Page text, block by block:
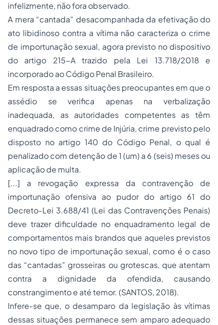
infelizmente, não fora observado.
A mera “cantada” desacompanhada da efetivação do
ato libidinoso contra a vítima não caracteriza o crime
de importunação sexual, agora previsto no dispositivo
do artigo 215-A trazido pela Lei 13.718/2018 e
incorporado ao Código Penal Brasileiro.
Em resposta a essas situações preocupantes em que o
assédio se verifica apenas na verbalização
inadequada, as autoridades competentes as têm
enquadrado como crime de Injúria, crime previsto pelo
disposto no artigo 140 do Código Penal, o qual é
penalizado com detenção de 1 (um) a 6 (seis) meses ou
aplicação de multa.
[...] a revogação expressa da contravenção de
importunação ofensiva ao pudor do artigo 61 do
Decreto-Lei 3.688/41 (Lei das Contravenções Penais)
deve trazer dificuldade no enquadramento legal de
comportamentos mais brandos que aqueles previstos
no novo tipo de importunação sexual, como é o caso
das “cantadas” grosseiras ou grotescas, que atentam
contra a dignidade da ofendida, causando
constrangimento e até temor. (SANTOS, 2018).
Infere-se que, o desamparo da legislação às vítimas
dessas situações permanece sem amparo adequado